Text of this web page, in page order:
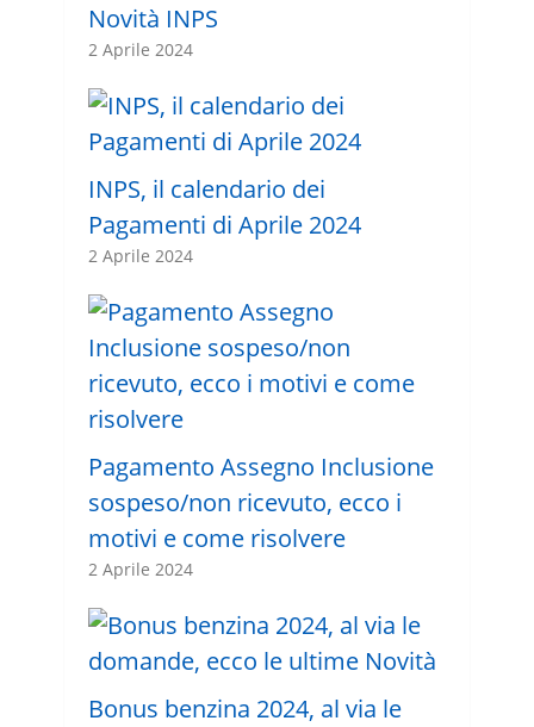
Novità INPS
2 Aprile 2024
INPS, il calendario dei
Pagamenti di Aprile 2024
2 Aprile 2024
Pagamento Assegno Inclusione
sospeso/non ricevuto, ecco i
motivi e come risolvere
2 Aprile 2024
Bonus benzina 2024, al via le